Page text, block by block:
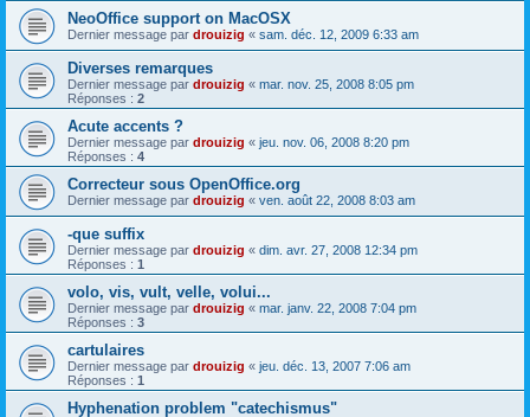
NeoOffice support on MacOSX
Dernier message par drouizig « sam. déc. 12, 2009 6:33 am
Diverses remarques
Dernier message par drouizig « mar. nov. 25, 2008 8:05 pm
Réponses : 2
Acute accents ?
Dernier message par drouizig « jeu. nov. 06, 2008 8:20 pm
Réponses : 4
Correcteur sous OpenOffice.org
Dernier message par drouizig « ven. août 22, 2008 8:03 am
-que suffix
Dernier message par drouizig « dim. avr. 27, 2008 12:34 pm
Réponses : 1
volo, vis, vult, velle, volui...
Dernier message par drouizig « mar. janv. 22, 2008 7:04 pm
Réponses : 3
cartulaires
Dernier message par drouizig « jeu. déc. 13, 2007 7:06 am
Réponses : 1
Hyphenation problem "catechismus"